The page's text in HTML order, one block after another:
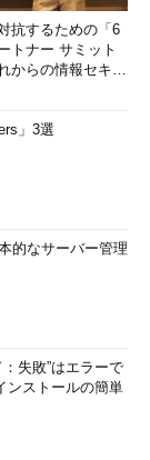
抗するための「6
ナー サミット
からの情報セキュ
」3選
的なサーバー管理
失敗”はエラーで
ストールの簡単